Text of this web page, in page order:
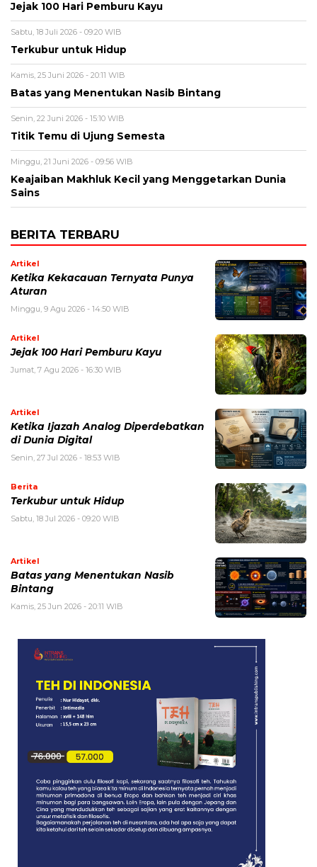
Jejak 100 Hari Pemburu Kayu
Sabtu, 18 Juli 2026 - 09:20 WIB
Terkubur untuk Hidup
Kamis, 25 Juni 2026 - 20:11 WIB
Batas yang Menentukan Nasib Bintang
Senin, 22 Juni 2026 - 15:10 WIB
Titik Temu di Ujung Semesta
Minggu, 21 Juni 2026 - 09:56 WIB
Keajaiban Makhluk Kecil yang Menggetarkan Dunia
Sains
BERITA TERBARU
Artikel
Ketika Kekacauan Ternyata Punya
Aturan
Minggu, 9 Agu 2026 - 14:50 WIB
Artikel
Jejak 100 Hari Pemburu Kayu
Jumat, 7 Agu 2026 - 16:30 WIB
Artikel
Ketika Ijazah Analog Diperdebatkan
di Dunia Digital
Senin, 27 Jul 2026 - 18:53 WIB
Berita
Terkubur untuk Hidup
Sabtu, 18 Jul 2026 - 09:20 WIB
Artikel
Batas yang Menentukan Nasib
Bintang
Kamis, 25 Jun 2026 - 20:11 WIB